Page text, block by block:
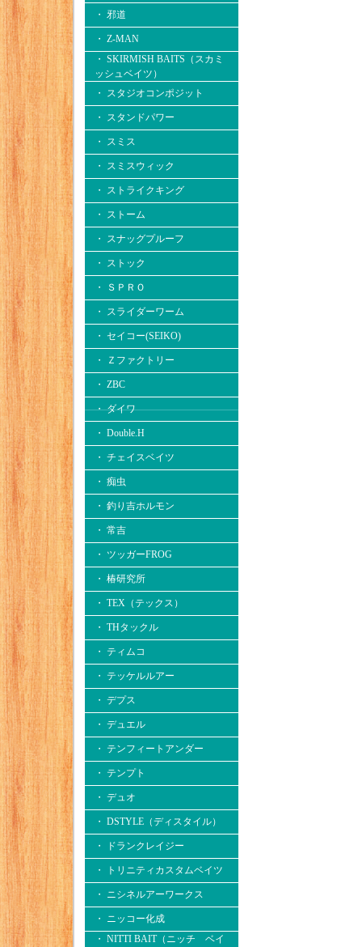
・ 邪道
・ Z-MAN
・ SKIRMISH BAITS（スカミ
ッシュベイツ）
・ スタジオコンポジット
・ スタンドパワー
・ スミス
・ スミスウィック
・ ストライクキング
・ ストーム
・ スナッグプルーフ
・ ストック
・ ＳＰＲＯ
・ スライダーワーム
・ セイコー(SEIKO)
・ Ｚファクトリー
・ ZBC
・ ダイワ
・ Double.H
・ チェイスベイツ
・ 痴虫
・ 釣り吉ホルモン
・ 常吉
・ ツッガーFROG
・ 椿研究所
・ TEX（テックス）
・ THタックル
・ ティムコ
・ テッケルルアー
・ デプス
・ デュエル
・ テンフィートアンダー
・ テンプト
・ デュオ
・ DSTYLE（ディスタイル）
・ ドランクレイジー
・ トリニティカスタムベイツ
・ ニシネルアーワークス
・ ニッコー化成
・ NITTI BAIT（ニッチ ベイ